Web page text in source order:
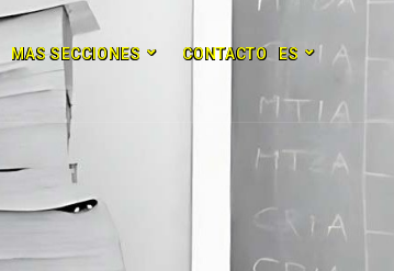
MAS SECCIONES CONTACTO ES